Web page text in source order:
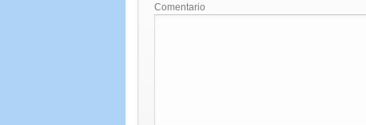
Comentario